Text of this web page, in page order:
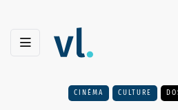
CINÉMA CULTURE